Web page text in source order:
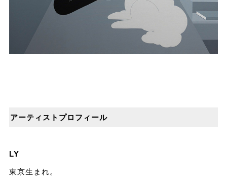
アーティストプロフィール
LY
東京⽣まれ。